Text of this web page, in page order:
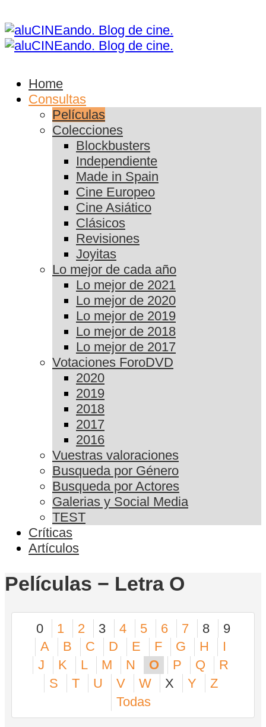
Home
Consultas
Películas
Colecciones
Blockbusters
Independiente
Made in Spain
Cine Europeo
Cine Asiático
Clásicos
Revisiones
Joyitas
Lo mejor de cada año
Lo mejor de 2021
Lo mejor de 2020
Lo mejor de 2019
Lo mejor de 2018
Lo mejor de 2017
Votaciones ForoDVD
2020
2019
2018
2017
2016
Vuestras valoraciones
Busqueda por Género
Busqueda por Actores
Galerias y Social Media
TEST
Críticas
Artículos
Películas − Letra O
0 1 2 3 4 5 6 7 8
9
A
B C D E F G H
I
J
K L M N O P Q
R
S
T U V W X Y
Z
Todas